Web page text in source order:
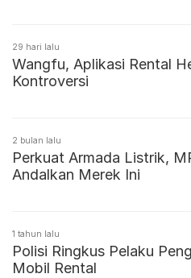
29 hari lalu
Wangfu, Aplikasi Rental
Kontroversi
2 bulan lalu
Perkuat Armada Listrik,
Andalkan Merek Ini
1 tahun lalu
Polisi Ringkus Pelaku
Mobil Rental